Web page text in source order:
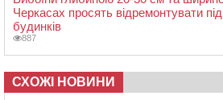
Черкасах просять відремонтувати
будинків
887
СХОЖІ НОВИНИ